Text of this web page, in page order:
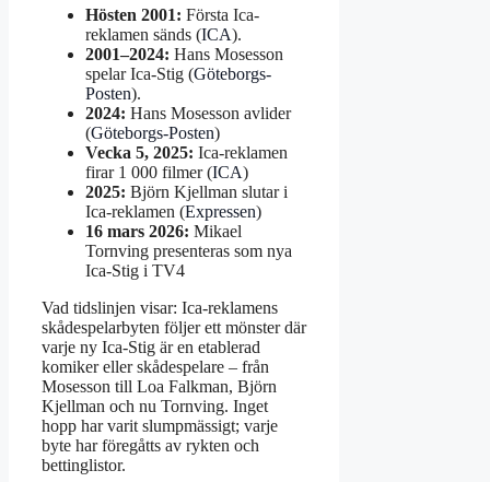
Hösten 2001: Första Ica-
reklamen sänds (ICA).
2001–2024: Hans Mosesson
spelar Ica-Stig (Göteborgs-
Posten).
2024: Hans Mosesson avlider
(Göteborgs-Posten)
Vecka 5, 2025: Ica-reklamen
firar 1 000 filmer (ICA)
2025: Björn Kjellman slutar i
Ica-reklamen (Expressen)
16 mars 2026: Mikael
Tornving presenteras som nya
Ica-Stig i TV4
Vad tidslinjen visar: Ica-reklamens
skådespelarbyten följer ett mönster där
varje ny Ica-Stig är en etablerad
komiker eller skådespelare – från
Mosesson till Loa Falkman, Björn
Kjellman och nu Tornving. Inget
hopp har varit slumpmässigt; varje
byte har föregåtts av rykten och
bettinglistor.